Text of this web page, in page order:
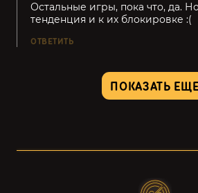
Остальные игры, пока что, да.
тенденция и к их блокировке :(
ОТВЕТИТЬ
ПОКАЗАТЬ